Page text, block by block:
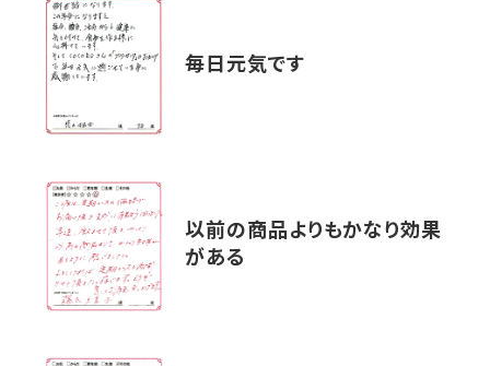
毎日元気です
以前の商品よりもかなり効果
がある